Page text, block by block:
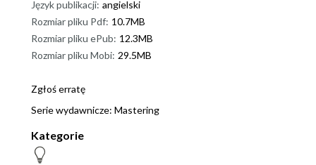
Język publikacji: angielski
Rozmiar pliku Pdf: 10.7MB
Rozmiar pliku ePub: 12.3MB
Rozmiar pliku Mobi: 29.5MB
Zgłoś erratę
Serie wydawnicze: Mastering
Kategorie